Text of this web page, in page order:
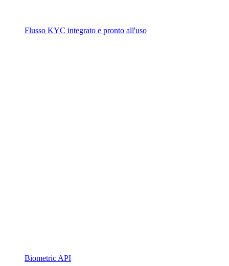
Flusso KYC integrato e pronto all'uso
Biometric API